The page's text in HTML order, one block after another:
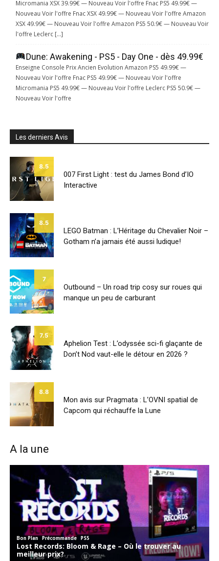
Micromania XSX 39.99€ — Nouveau Voir l'offre Fnac PS5 49.99€ —
Nouveau Voir l'offre Fnac XSX 49.99€ — Nouveau Voir l'offre Amazon
XSX 49.99€ — Nouveau Voir l'offre Amazon PS5 50.9€ — Nouveau Voir
l'offre Leclerc […]
Dune: Awakening - PS5 - Day One - dès 49.99€
Enseigne Console Prix Ancien Evolution Amazon PS5 49.99€ —
Nouveau Voir l'offre Fnac PS5 49.99€ — Nouveau Voir l'offre
Micromania PS5 49.99€ — Nouveau Voir l'offre Leclerc PS5 50.9€ —
Nouveau Voir l'offre
Les derniers Avis
8.5
007 First Light : test du James Bond d’IO
Interactive
8.5
LEGO Batman : L’Héritage du Chevalier Noir –
Gotham n’a jamais été aussi ludique!
7
Outbound – Un road trip cosy sur roues qui
manque un peu de carburant
7.5
Aphelion Test : L’odyssée sci-fi glaçante de
Don’t Nod vaut-elle le détour en 2026 ?
8.8
Mon avis sur Pragmata : L’OVNI spatial de
Capcom qui réchauffe la Lune
A la une